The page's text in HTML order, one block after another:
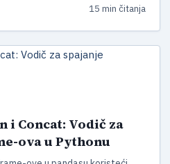
15 min čitanja
i Concat: Vodič za
ova u Pythonu